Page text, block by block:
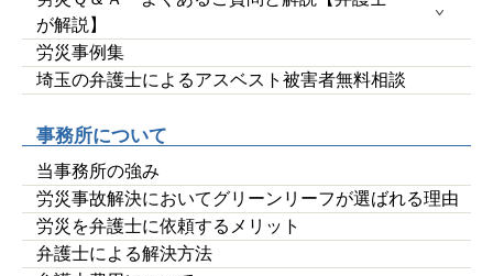
が解説】
労災事例集
埼玉の弁護士によるアスベスト被害者無料相談
事務所について
当事務所の強み
労災事故解決においてグリーンリーフが選ばれる理由
労災を弁護士に依頼するメリット
弁護士による解決方法